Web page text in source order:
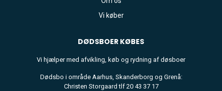
Vi køber
DØDSBOER KØBES
Vi hjælper med afvikling, køb og rydning af døsboer
Dødsbo i område Aarhus, Skanderborg og Grenå:
Christen Storgaard tlf 20 43 37 17